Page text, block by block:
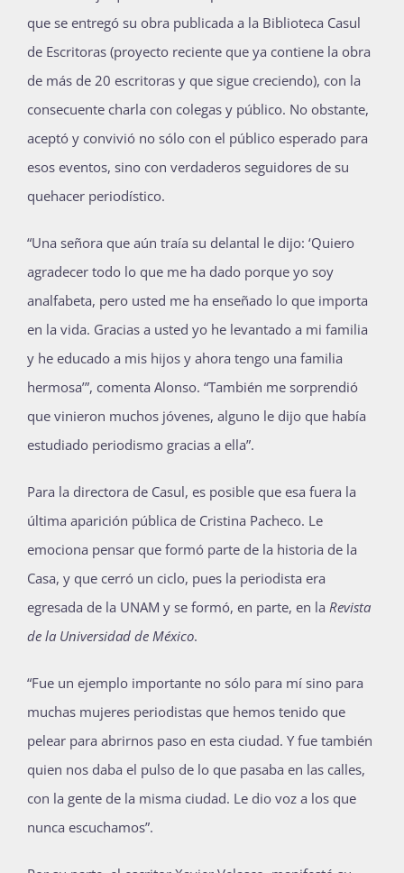
que se entregó su obra publicada a la Biblioteca Casul
de Escritoras (proyecto reciente que ya contiene la obra
de más de 20 escritoras y que sigue creciendo), con la
consecuente charla con colegas y público. No obstante,
aceptó y convivió no sólo con el público esperado para
esos eventos, sino con verdaderos seguidores de su
quehacer periodístico.
“Una señora que aún traía su delantal le dijo: ‘Quiero
agradecer todo lo que me ha dado porque yo soy
analfabeta, pero usted me ha enseñado lo que importa
en la vida. Gracias a usted yo he levantado a mi familia
y he educado a mis hijos y ahora tengo una familia
hermosa’”, comenta Alonso. “También me sorprendió
que vinieron muchos jóvenes, alguno le dijo que había
estudiado periodismo gracias a ella”.
Para la directora de Casul, es posible que esa fuera la
última aparición pública de Cristina Pacheco. Le
emociona pensar que formó parte de la historia de la
Casa, y que cerró un ciclo, pues la periodista era
egresada de la UNAM y se formó, en parte, en la Revista
de la Universidad de México.
“Fue un ejemplo importante no sólo para mí sino para
muchas mujeres periodistas que hemos tenido que
pelear para abrirnos paso en esta ciudad. Y fue también
quien nos daba el pulso de lo que pasaba en las calles,
con la gente de la misma ciudad. Le dio voz a los que
nunca escuchamos”.